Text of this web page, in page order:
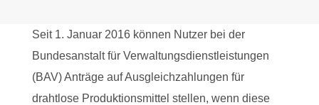
Seit 1. Januar 2016 können Nutzer bei der
Bundesanstalt für Verwaltungsdienstleistungen
(BAV) Anträge auf Ausgleichzahlungen für
drahtlose Produktionsmittel stellen, wenn diese